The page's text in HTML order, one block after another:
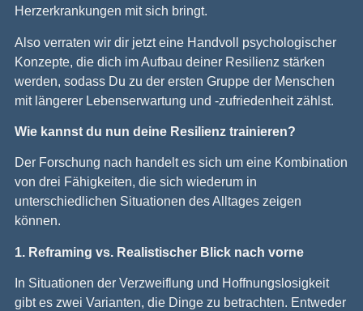
Herzerkrankungen mit sich bringt.
Also verraten wir dir jetzt eine Handvoll psychologischer
Konzepte, die dich im Aufbau deiner Resilienz stärken
werden, sodass Du zu der ersten Gruppe der Menschen
mit längerer Lebenserwartung und -zufriedenheit zählst.
Wie kannst du nun deine Resilienz trainieren?
Der Forschung nach handelt es sich um eine Kombination
von drei Fähigkeiten, die sich wiederum in
unterschiedlichen Situationen des Alltages zeigen
können.
1. Reframing vs. Realistischer Blick nach vorne
In Situationen der Verzweiflung und Hoffnungslosigkeit
gibt es zwei Varianten, die Dinge zu betrachten. Entweder